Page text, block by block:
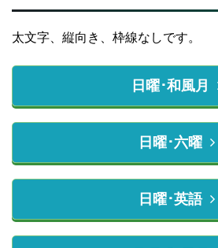
太文字、縦向き、枠線なしです。
日曜･和風月
日曜･六曜
日曜･英語